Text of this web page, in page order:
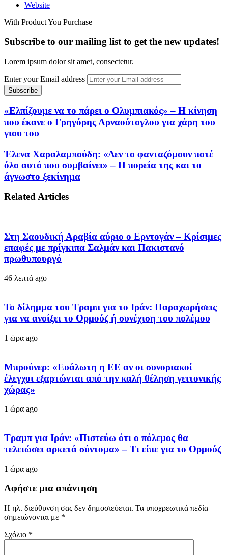
Website
With Product You Purchase
Subscribe to our mailing list to get the new updates!
Lorem ipsum dolor sit amet, consectetur.
Enter your Email address
«Ελπίζουμε να το πάρει ο Ολυμπιακός» – Η κίνηση
που έκανε ο Γρηγόρης Αρναούτογλου για χάρη του
γιου του
Έλενα Χαραλαμπούδη: «Δεν το φανταζόμουν ποτέ
όλο αυτό που συμβαίνει» – Η πορεία της και το
άγνωστο ξεκίνημα
Related Articles
Στη Σαουδική Αραβία αύριο ο Ερντογάν – Κρίσιμες
επαφές με πρίγκιπα Σαλμάν και Πακιστανό
πρωθυπουργό
46 λεπτά ago
Το δίλημμα του Τραμπ για το Ιράν: Παραχωρήσεις
για να ανοίξει το Ορμούζ ή συνέχιση του πολέμου
1 ώρα ago
Μπρούνερ: «Ευάλωτη η ΕΕ αν οι συνοριακοί
έλεγχοι εξαρτώνται από την καλή θέληση γειτονικής
χώρας»
1 ώρα ago
Τραμπ για Ιράν: «Πιστεύω ότι ο πόλεμος θα
τελειώσει αρκετά σύντομα» – Τι είπε για το Ορμούζ
1 ώρα ago
Αφήστε μια απάντηση
Η ηλ. διεύθυνση σας δεν δημοσιεύεται. Τα υποχρεωτικά πεδία
σημειώνονται με *
Σχόλιο *